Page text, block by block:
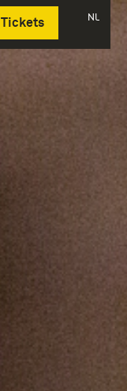
Tickets NL
Deutsch